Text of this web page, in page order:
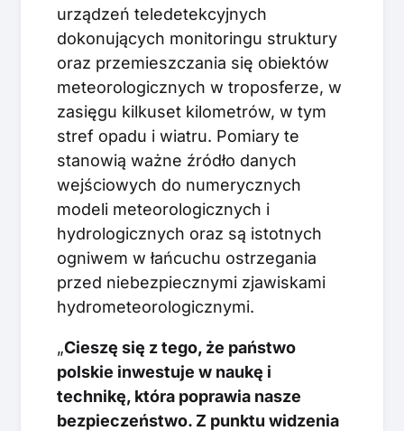
urządzeń teledetekcyjnych
dokonujących monitoringu struktury
oraz przemieszczania się obiektów
meteorologicznych w troposferze, w
zasięgu kilkuset kilometrów, w tym
stref opadu i wiatru. Pomiary te
stanowią ważne źródło danych
wejściowych do numerycznych
modeli meteorologicznych i
hydrologicznych oraz są istotnych
ogniwem w łańcuchu ostrzegania
przed niebezpiecznymi zjawiskami
hydrometeorologicznymi.
„Cieszę się z tego, że państwo
polskie inwestuje w naukę i
technikę, która poprawia nasze
bezpieczeństwo. Z punktu widzenia